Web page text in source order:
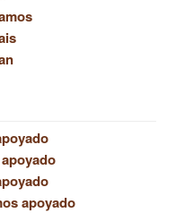
apoyado